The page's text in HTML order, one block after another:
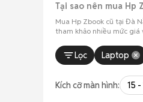
Tại sao nên mua Hp
Mua Hp Zbook cũ tại Đà
tham khảo nhiều mức giá
Lọc
Laptop
Kích cỡ màn hình: 15 -